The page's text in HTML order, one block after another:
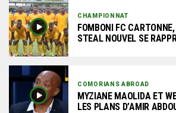
CHAMPIONNAT
FOMBONI FC
STEAL NOUVEL SE
COMORIANS ABROAD
MYZIANE MAOLIDA ET
LES PLANS D’AMIR